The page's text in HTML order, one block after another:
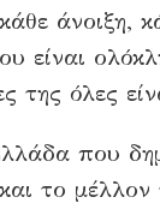
άνοιξη,
είναι
της όλες
που
το μέλλον